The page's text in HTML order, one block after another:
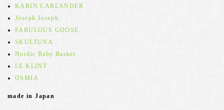
KARIN CARLANDER
Joseph Joseph
FABULOUS GOOSE
SKULTUNA
Nordic Baby Basket
LE KLINT
OSMIA
made in Japan